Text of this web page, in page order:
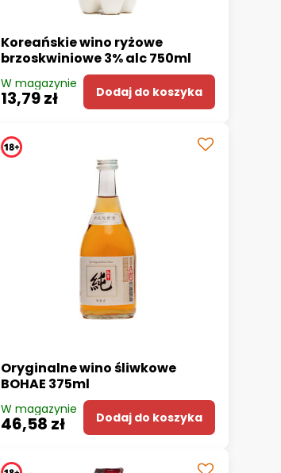
Koreańskie wino ryżowe
brzoskwiniowe 3% alc 750ml
W magazynie
13,79 zł Dodaj do koszyka
Oryginalne wino śliwkowe
BOHAE 375ml
W magazynie
46,58 zł Dodaj do koszyka